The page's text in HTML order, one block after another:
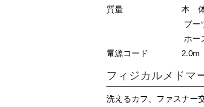
質量 本 体
ブーツ1本
ホース1本
電源コード 2.0m
フィジカルメドマ
洗えるカフ、ファスナー